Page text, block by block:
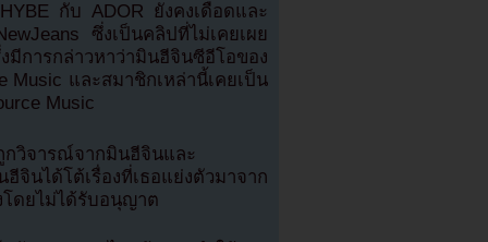
กับ ADOR ยังคงเดือดและ
ซึ่งเป็นคลิปที่ไม่เคยเผย
การกล่าวหาว่ามินฮีจินซีอีโอของ
Music และสมาชิกเหล่านี้เคยเป็น
Music
กวิจารณ์จากมินฮีจินและ
ได้โต้เรื่องที่เธอแย่งตัวมาจาก
โดยไม่ได้รับอนุญาต